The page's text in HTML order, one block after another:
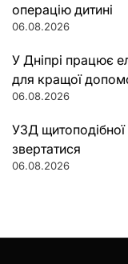
операцію дитині
06.08.2026
У Дніпрі працює
для кращої
06.08.2026
УЗД щитоподібної
звертатися
06.08.2026